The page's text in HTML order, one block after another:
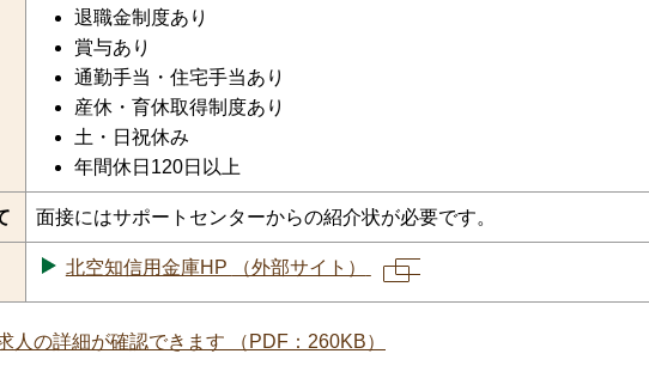
退職金制度あり
賞与あり
通勤手当・住宅手当あり
産休・育休取得制度あり
土・日祝休み
年間休日120日以上
面接にはサポートセンターからの紹介状が必要です。
北空知信用金庫HP
（外部サイト）
新規
ジで
の詳細が確認できます （PDF：260KB）